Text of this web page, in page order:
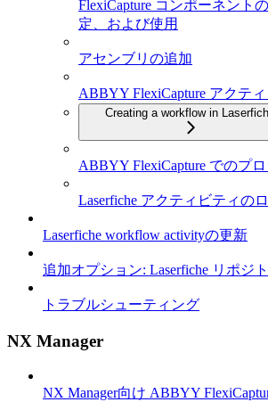
FlexiCapture コンポーネント
定、および使用
アセンブリの追加
ABBYY FlexiCapture アクテ
Creating a workflow in
ABBYY FlexiCapture でのプ
Laserfiche アクティビティの
Laserfiche workflow activityの更新
追加オプション: Laserfiche リポジ
トラブルシューティング
NX Manager
NX Manager向け ABBYY